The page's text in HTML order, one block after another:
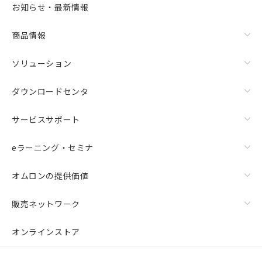
お知らせ・最新情報
商品情報
ソリューション
ダウンロードセンタ
サービスサポート
eラーニング・セミナ
オムロンの提供価値
販売ネットワーク
オンラインストア
あります。
※当社の共同利用者とは、
用者の範囲」に記載されている法人を